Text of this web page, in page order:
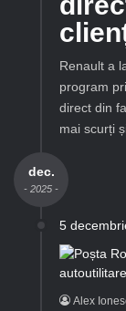
Renault a
program
direct din
mai scurți
dec.
- 2025 -
5
Alex